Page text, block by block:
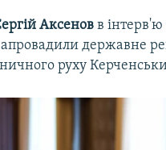
Аксенов в
державне
руху